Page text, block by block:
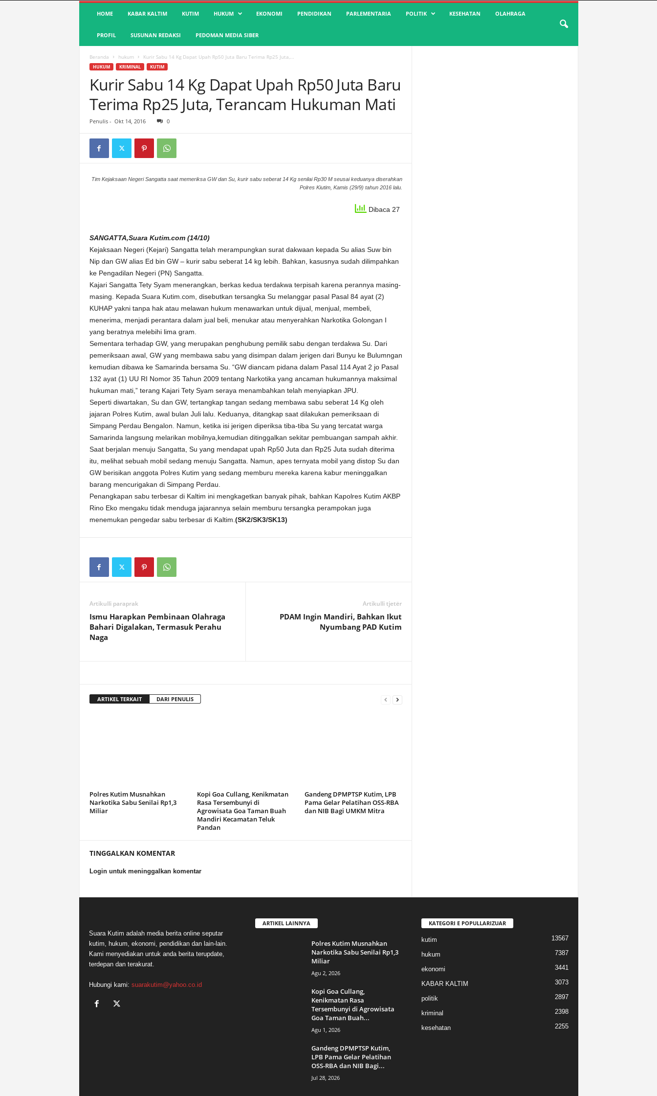
S
a
HOME KABAR KALTIM KUTIM HUKUM EKONOMI PENDIDIKAN PARLEMENTARIA POLITIK KESEHATAN OLAHRAGA
PROFIL SUSUNAN REDAKSI PEDOMAN MEDIA SIBER
Beranda hukum Kurir Sabu 14 Kg Dapat Upah Rp50 Juta Baru Terima Rp25 Juta,...
HUKUM KRIMINAL KUTIM
Kurir Sabu 14 Kg Dapat Upah Rp50 Juta Baru
Terima Rp25 Juta, Terancam Hukuman Mati
Penulis - Okt 14, 2016 0
Tim Kejaksaan Negeri Sangatta saat memeriksa GW dan Su, kurir sabu seberat 14 Kg senilai Rp30 M seusai keduanya diserahkan
Polres Kiutim, Kamis (29/9) tahun 2016 lalu.
Dibaca 27
SANGATTA,Suara Kutim.com (14/10)
Kejaksaan Negeri (Kejari) Sangatta telah merampungkan surat dakwaan kepada Su alias Suw bin
Nip dan GW alias Ed bin GW – kurir sabu seberat 14 kg lebih. Bahkan, kasusnya sudah dilimpahkan
ke Pengadilan Negeri (PN) Sangatta.
Kajari Sangatta Tety Syam menerangkan, berkas kedua terdakwa terpisah karena perannya masing-
masing. Kepada Suara Kutim.com, disebutkan tersangka Su melanggar pasal Pasal 84 ayat (2)
KUHAP yakni tanpa hak atau melawan hukum menawarkan untuk dijual, menjual, membeli,
menerima, menjadi perantara dalam jual beli, menukar atau menyerahkan Narkotika Golongan I
yang beratnya melebihi lima gram.
Sementara terhadap GW, yang merupakan penghubung pemilik sabu dengan terdakwa Su. Dari
pemeriksaan awal, GW yang membawa sabu yang disimpan dalam jerigen dari Bunyu ke Bulumngan
kemudian dibawa ke Samarinda bersama Su. “GW diancam pidana dalam Pasal 114 Ayat 2 jo Pasal
132 ayat (1) UU RI Nomor 35 Tahun 2009 tentang Narkotika yang ancaman hukumannya maksimal
hukuman mati,” terang Kajari Tety Syam seraya menambahkan telah menyiapkan JPU.
Seperti diwartakan, Su dan GW, tertangkap tangan sedang membawa sabu seberat 14 Kg oleh
jajaran Polres Kutim, awal bulan Juli lalu. Keduanya, ditangkap saat dilakukan pemeriksaan di
Simpang Perdau Bengalon. Namun, ketika isi jerigen diperiksa tiba-tiba Su yang tercatat warga
Samarinda langsung melarikan mobilnya,kemudian ditinggalkan sekitar pembuangan sampah akhir.
Saat berjalan menuju Sangatta, Su yang mendapat upah Rp50 Juta dan Rp25 Juta sudah diterima
itu, melihat sebuah mobil sedang menuju Sangatta. Namun, apes ternyata mobil yang distop Su dan
GW berisikan anggota Polres Kutim yang sedang memburu mereka karena kabur meninggalkan
barang mencurigakan di Simpang Perdau.
Penangkapan sabu terbesar di Kaltim ini mengkagetkan banyak pihak, bahkan Kapolres Kutim AKBP
Rino Eko mengaku tidak menduga jajarannya selain memburu tersangka perampokan juga
menemukan pengedar sabu terbesar di Kaltim. (SK2/SK3/SK13)
Artikulli paraprak
Ismu Harapkan Pembinaan Olahraga
Bahari Digalakan, Termasuk Perahu
Naga
Artikulli tjetër
PDAM Ingin Mandiri, Bahkan Ikut
Nyumbang PAD Kutim
ARTIKEL TERKAIT DARI PENULIS
Polres Kutim Musnahkan
Narkotika Sabu Senilai Rp1,3
Miliar
Kopi Goa Cullang, Kenikmatan
Rasa Tersembunyi di
Agrowisata Goa Taman Buah
Mandiri Kecamatan Teluk
Pandan
Gandeng DPMPTSP Kutim, LPB
Pama Gelar Pelatihan OSS-RBA
dan NIB Bagi UMKM Mitra
TINGGALKAN KOMENTAR
Login untuk meninggalkan komentar
Suara Kutim adalah media berita online seputar
kutim, hukum, ekonomi, pendidikan dan lain-lain.
Kami menyediakan untuk anda berita terupdate,
terdepan dan terakurat.
Hubungi kami: suarakutim@yahoo.co.id
ARTIKEL LAINNYA
Polres Kutim Musnahkan
Narkotika Sabu Senilai Rp1,3
Miliar
Agu 2, 2026
Kopi Goa Cullang,
Kenikmatan Rasa
Tersembunyi di Agrowisata
Goa Taman Buah...
Agu 1, 2026
Gandeng DPMPTSP Kutim,
LPB Pama Gelar Pelatihan
OSS-RBA dan NIB Bagi...
Jul 28, 2026
KATEGORI E POPULLARIZUAR
kutim 13567
hukum 7387
ekonomi 3441
KABAR KALTIM 3073
politik 2897
kriminal 2398
kesehatan 2255